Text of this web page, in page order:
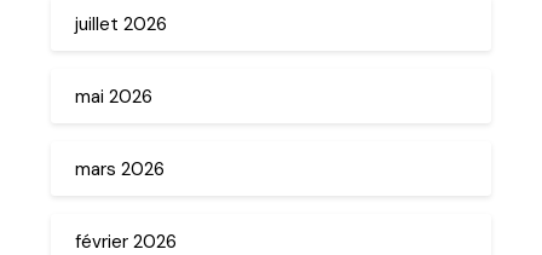
juillet 2026
mai 2026
mars 2026
février 2026